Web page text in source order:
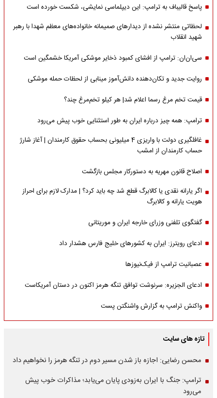
پاسخ قالیباف به ترامپ: این دیپلماسی نمایشی، شکست خورده است
لحظاتی منتشر نشده از دیدارهای صمیمانه خانواده‌های معظم شهدا با رهبر
شهید انقلاب
سی‌ان‌ان: ترامپ از افشای کمبود ذخایر موشکی آمریکا خشمگین است
روایت جدید و تکان‌دهنده دانش‌آموز مینابی از لحظات حمله موشکی
قیمت تخم مرغ رسما اعلام شد| هر کیلو تخم‌مرغ چند؟
ترامپ: همه چیز درباره ایران به طور استثنایی خوب پیش می‌رود
غافلگیری دولت با واریزی 4 میلیونی بحساب حقوق کارمندان | آغاز شارژ
حساب کارمندان از امشب
اصلاح قانون مهریه به دستورکار مجلس بازگشت
اگر یارانه نقدی یا کالابرگ قطع شد چه باید کرد؟ | مدارک لازم برای احراز
هویت یارانه و کالابرگ
گفتگوی تلفنی وزرای خارجه ایران و موریتانی
ادعای رویترز: ایران به کشورهای خلیج فارس هشدار داد
عصبانیت ترامپ از فیک‌نیوزها
ادعای الجزیره: سرنوشت توافق تنگه هرمز اکنون در دستان آمریکاست
واکنش ترامپ به گزارش واشنگتن پست
تازه های سایت
محسن رضایی: اجازه باز شدن مسیر دوم در تنگه هرمز را نخواهیم داد
ترامپ: جنگ با ایران به‌زودی پایان می‌یابد؛ مذاکرات خوب پیش
می‌رود